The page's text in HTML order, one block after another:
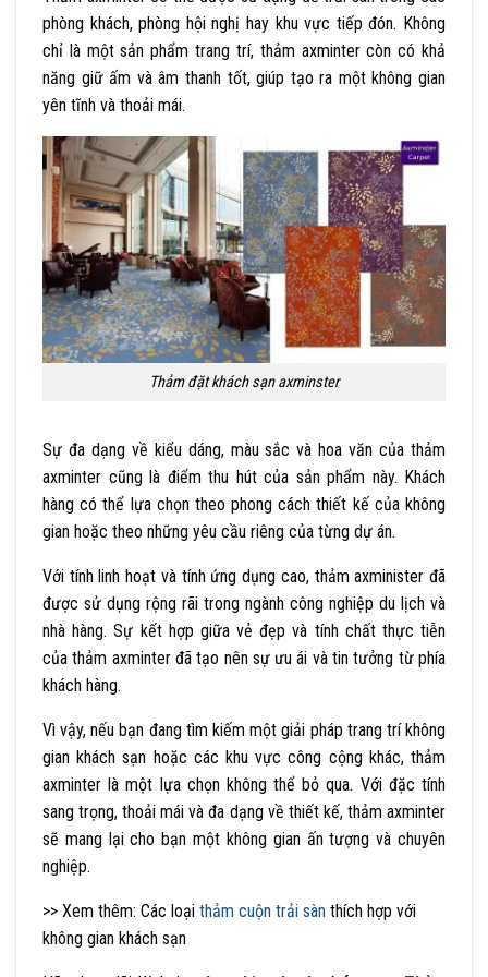
phòng khách, phòng hội nghị hay khu vực tiếp đón. Không
chỉ là một sản phẩm trang trí, thảm axminter còn có khả
năng giữ ấm và âm thanh tốt, giúp tạo ra một không gian
yên tĩnh và thoải mái.
Thảm đặt khách sạn axminster
Sự đa dạng về kiểu dáng, màu sắc và hoa văn của thảm
axminter cũng là điểm thu hút của sản phẩm này. Khách
hàng có thể lựa chọn theo phong cách thiết kế của không
gian hoặc theo những yêu cầu riêng của từng dự án.
Với tính linh hoạt và tính ứng dụng cao, thảm axminister đã
được sử dụng rộng rãi trong ngành công nghiệp du lịch và
nhà hàng. Sự kết hợp giữa vẻ đẹp và tính chất thực tiễn
của thảm axminter đã tạo nên sự ưu ái và tin tưởng từ phía
khách hàng.
Vì vậy, nếu bạn đang tìm kiếm một giải pháp trang trí không
gian khách sạn hoặc các khu vực công cộng khác, thảm
axminter là một lựa chọn không thể bỏ qua. Với đặc tính
sang trọng, thoải mái và đa dạng về thiết kế, thảm axminter
sẽ mang lại cho bạn một không gian ấn tượng và chuyên
nghiệp.
>> Xem thêm: Các loại thảm cuộn trải sàn thích hợp với
không gian khách sạn